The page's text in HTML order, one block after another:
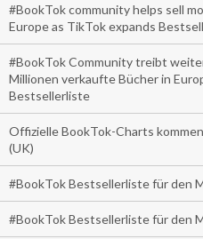
#BookTok community helps sell
Europe as TikTok expands
#BookTok Community treibt
Millionen verkaufte Bücher in
Bestsellerliste
Offizielle BookTok-Charts
(UK)
#BookTok Bestsellerliste für den
#BookTok Bestsellerliste für den